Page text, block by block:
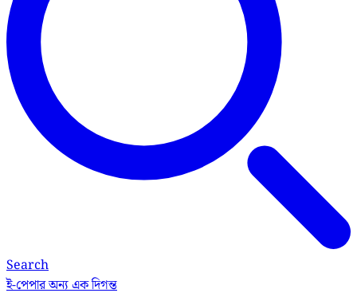
Search
ই-পেপারঅন্য এক দিগন্ত